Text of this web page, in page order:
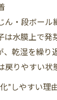
ん・段ボール
は水膜上で発
、乾湿を繰り
りやすい状
”しやすい理